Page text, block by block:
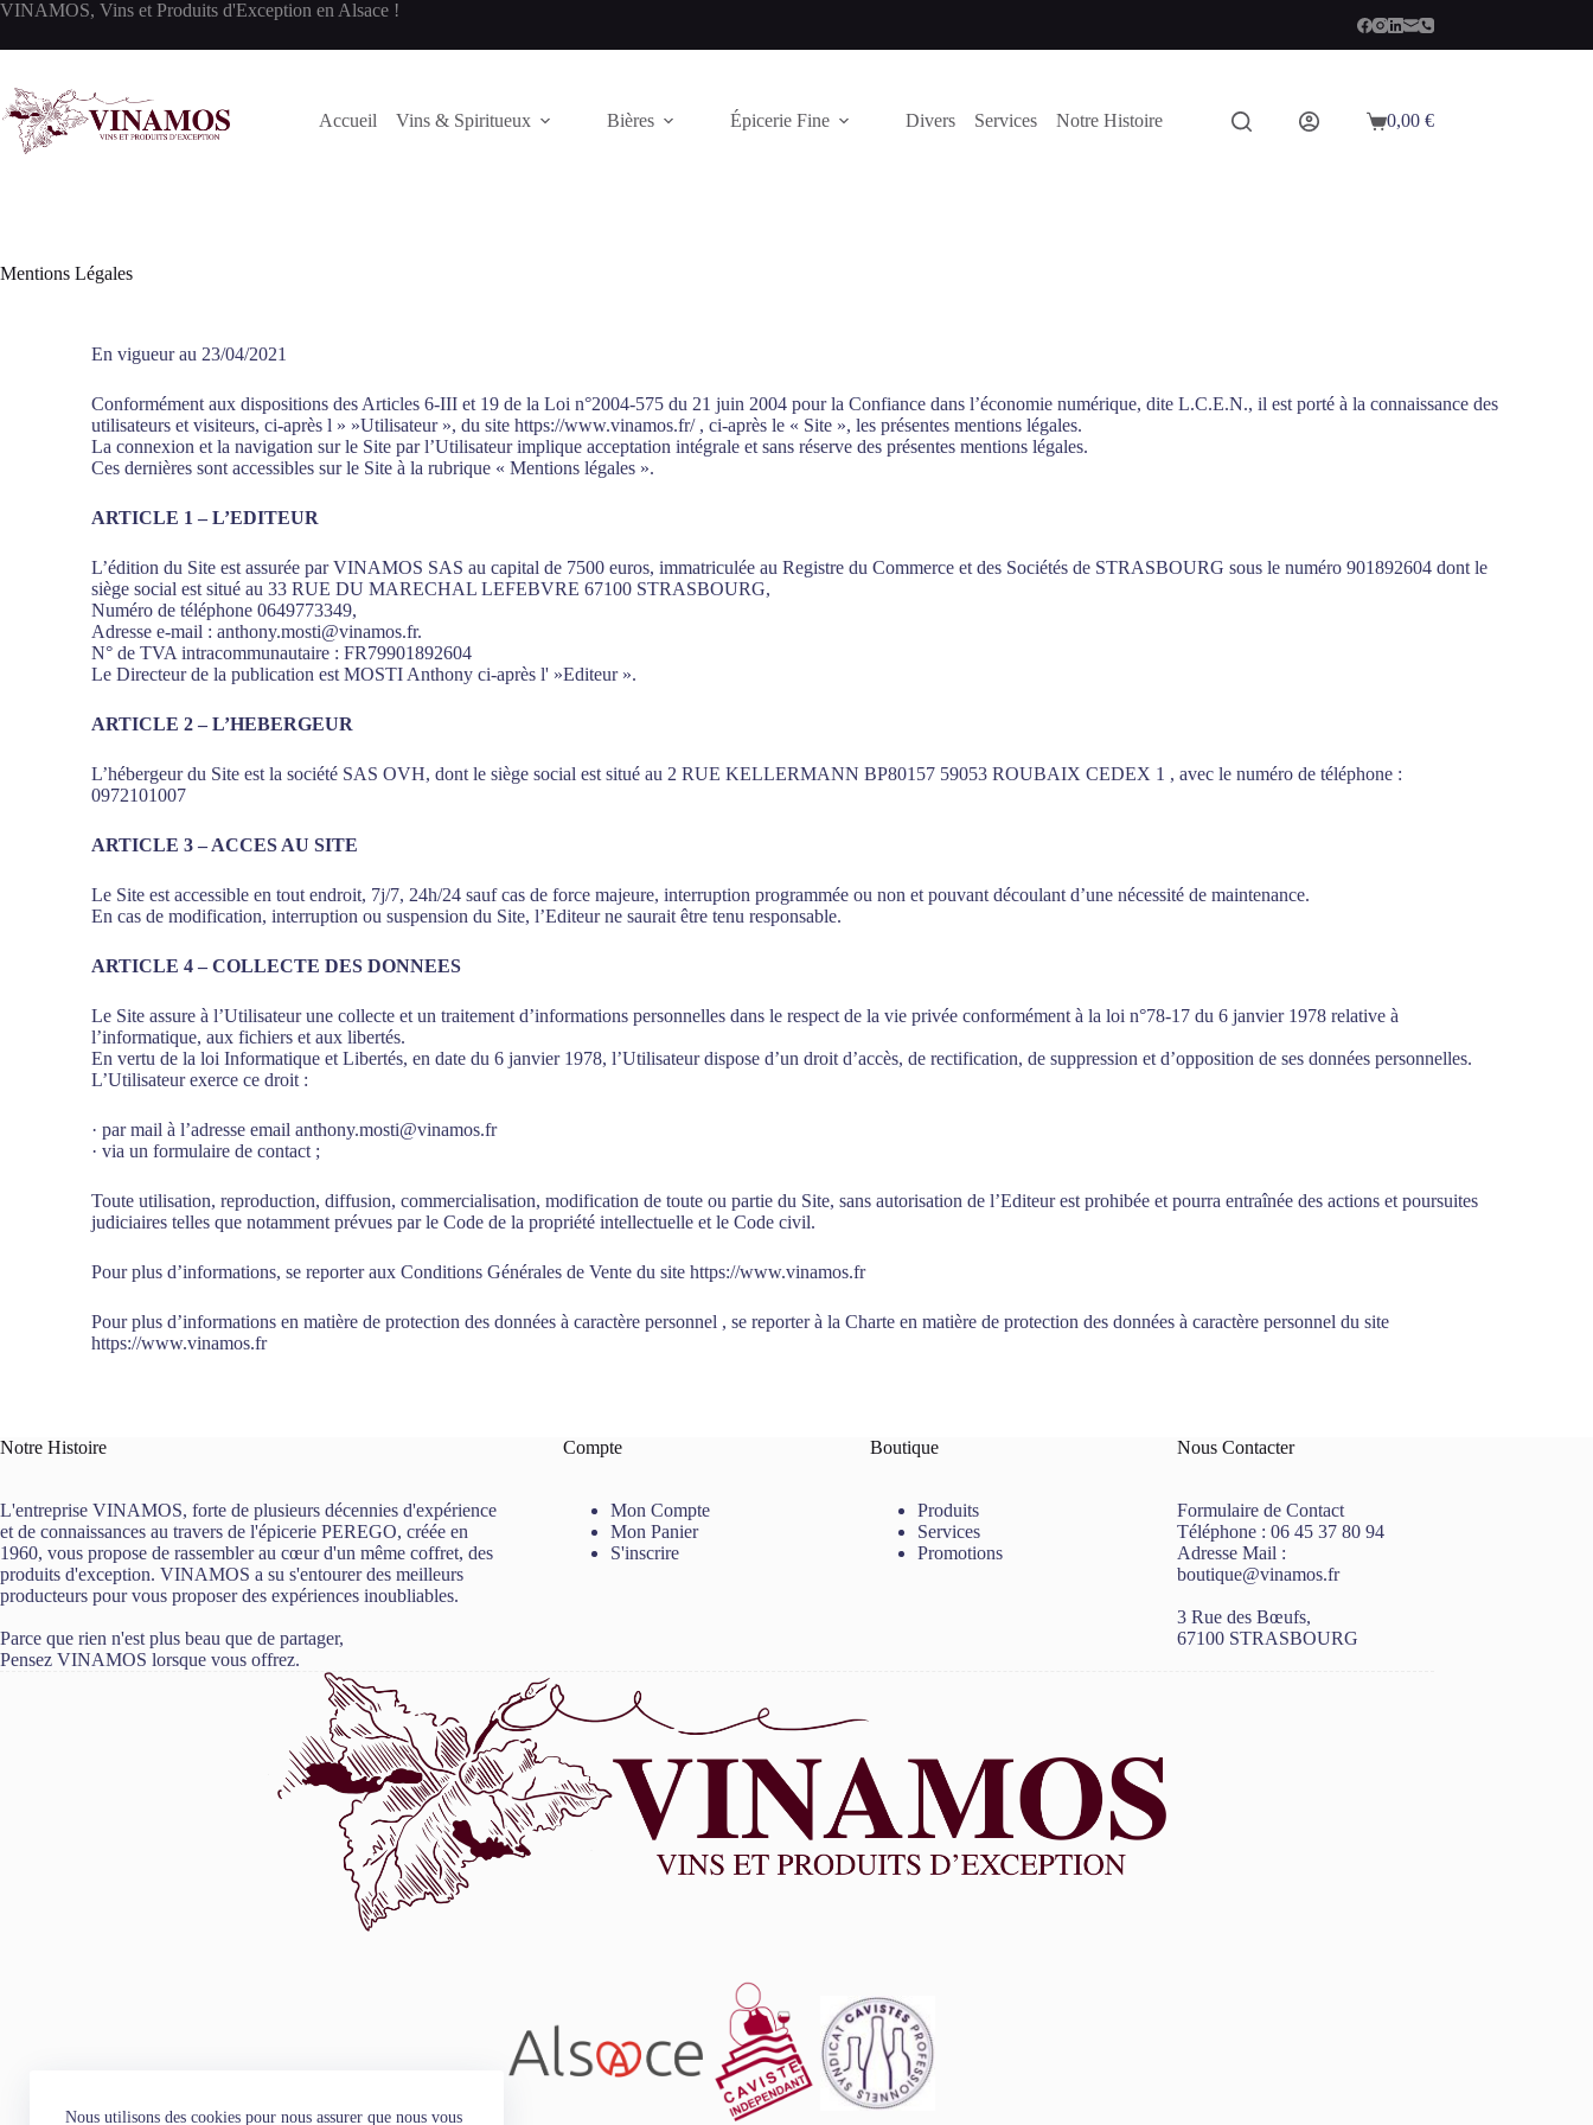
Nous utilisons des cookies pour nous assurer que nous vous
VINAMOS, Vins et Produits d'Exception en Alsace !
Accueil Vins & Spiritueux Bières Épicerie Fine Divers Services Notre Histoire 0,00 €
Mentions Légales
En vigueur au 23/04/2021
Conformément aux dispositions des Articles 6-III et 19 de la Loi n°2004-575 du 21 juin 2004 pour la Confiance dans l’économie numérique, dite L.C.E.N., il est porté à la connaissance des
utilisateurs et visiteurs, ci-après l » »Utilisateur », du site https://www.vinamos.fr/ , ci-après le « Site », les présentes mentions légales.
La connexion et la navigation sur le Site par l’Utilisateur implique acceptation intégrale et sans réserve des présentes mentions légales.
Ces dernières sont accessibles sur le Site à la rubrique « Mentions légales ».
ARTICLE 1 – L’EDITEUR
L’édition du Site est assurée par VINAMOS SAS au capital de 7500 euros, immatriculée au Registre du Commerce et des Sociétés de STRASBOURG sous le numéro 901892604 dont le
siège social est situé au 33 RUE DU MARECHAL LEFEBVRE 67100 STRASBOURG,
Numéro de téléphone 0649773349,
Adresse e-mail : anthony.mosti@vinamos.fr.
N° de TVA intracommunautaire : FR79901892604
Le Directeur de la publication est MOSTI Anthony ci-après l' »Editeur ».
ARTICLE 2 – L’HEBERGEUR
L’hébergeur du Site est la société SAS OVH, dont le siège social est situé au 2 RUE KELLERMANN BP80157 59053 ROUBAIX CEDEX 1 , avec le numéro de téléphone :
0972101007
ARTICLE 3 – ACCES AU SITE
Le Site est accessible en tout endroit, 7j/7, 24h/24 sauf cas de force majeure, interruption programmée ou non et pouvant découlant d’une nécessité de maintenance.
En cas de modification, interruption ou suspension du Site, l’Editeur ne saurait être tenu responsable.
ARTICLE 4 – COLLECTE DES DONNEES
Le Site assure à l’Utilisateur une collecte et un traitement d’informations personnelles dans le respect de la vie privée conformément à la loi n°78-17 du 6 janvier 1978 relative à
l’informatique, aux fichiers et aux libertés.
En vertu de la loi Informatique et Libertés, en date du 6 janvier 1978, l’Utilisateur dispose d’un droit d’accès, de rectification, de suppression et d’opposition de ses données personnelles.
L’Utilisateur exerce ce droit :
· par mail à l’adresse email anthony.mosti@vinamos.fr
· via un formulaire de contact ;
Toute utilisation, reproduction, diffusion, commercialisation, modification de toute ou partie du Site, sans autorisation de l’Editeur est prohibée et pourra entraînée des actions et poursuites
judiciaires telles que notamment prévues par le Code de la propriété intellectuelle et le Code civil.
Pour plus d’informations, se reporter aux Conditions Générales de Vente du site https://www.vinamos.fr
Pour plus d’informations en matière de protection des données à caractère personnel , se reporter à la Charte en matière de protection des données à caractère personnel du site
https://www.vinamos.fr
Notre Histoire
L'entreprise VINAMOS, forte de plusieurs décennies d'expérience
et de connaissances au travers de l'épicerie PEREGO, créée en
1960, vous propose de rassembler au cœur d'un même coffret, des
produits d'exception. VINAMOS a su s'entourer des meilleurs
producteurs pour vous proposer des expériences inoubliables.
Parce que rien n'est plus beau que de partager,
Pensez VINAMOS lorsque vous offrez.
Compte
Mon Compte
Mon Panier
S'inscrire
Boutique
Produits
Services
Promotions
Nous Contacter
Formulaire de Contact
Téléphone :06 45 37 80 94
Adresse Mail :
boutique@vinamos.fr
3 Rue des Bœufs,
67100 STRASBOURG